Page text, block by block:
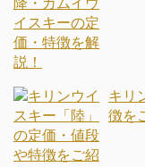
キリ
徴を